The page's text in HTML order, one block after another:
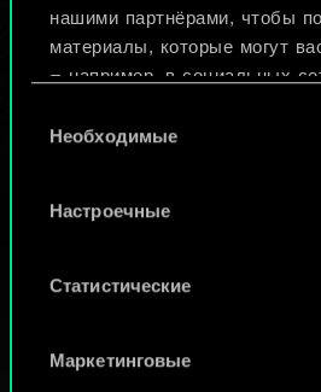
нашими партнёрами, чтобы
материалы, которые могут
— например, в социальных
разрешения.
Найти подробную
используем ваши файлы
«Настройки» ниже.
согласия
Необходимые
Настроечные
Статистические
Маркетинговые
Просмотреть